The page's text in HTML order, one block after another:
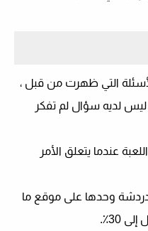
التي ظهرت من قبل ،
لديه سؤال لم تفكر
عندما يتعلق الأمر
وحدها على موقع ما
30٪.